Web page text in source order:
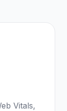
Vitals,